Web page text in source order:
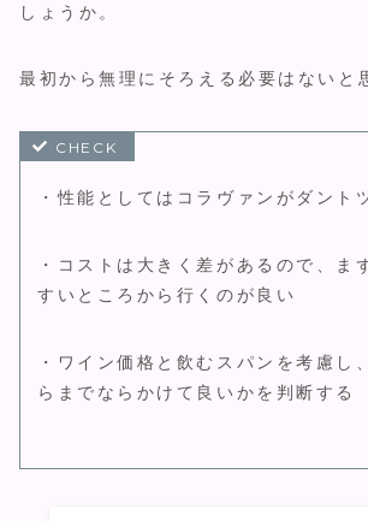
しょうか。
最初から無理にそろえる必要はないと
・性能としてはコラヴァンがダント
・コストは大きく差があるので、ま
すいところから行くのが良い
・ワイン価格と飲むスパンを考慮し
らまでならかけて良いかを判断する